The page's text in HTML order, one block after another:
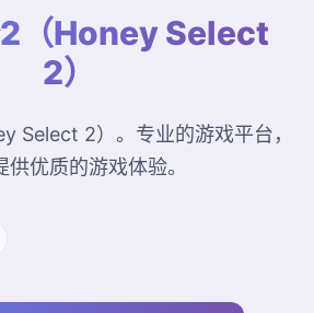
（Honey Select
2）
Select 2）。专业的游戏平台，
供优质的游戏体验。